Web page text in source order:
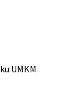
UMKM